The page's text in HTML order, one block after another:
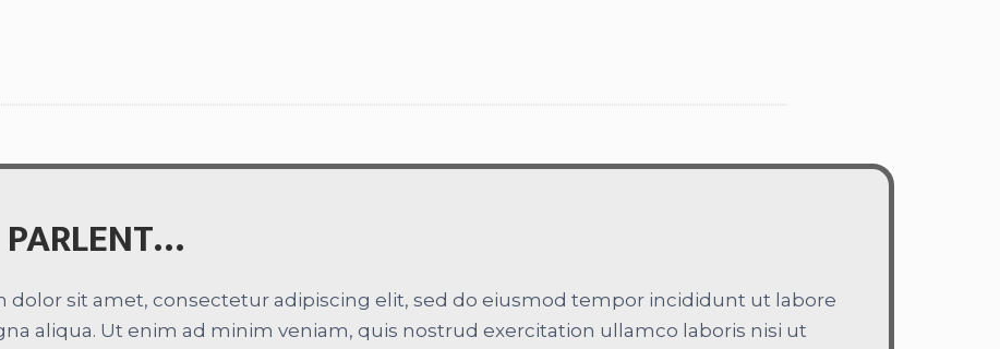
dolor sit amet, consectetur adipiscing elit, sed do eiusmod tempor incididunt ut labore
aliqua. Ut enim ad minim veniam, quis nostrud exercitation ullamco laboris nisi ut